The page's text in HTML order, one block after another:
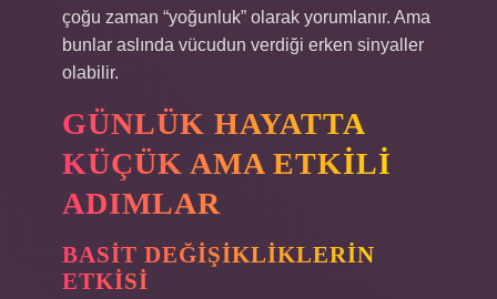
çoğu zaman “yoğunluk” olarak yorumlanır. Ama
bunlar aslında vücudun verdiği erken sinyaller
olabilir.
GÜNLÜK HAYATTA
KÜÇÜK AMA ETKILI
ADIMLAR
BASIT DEĞIŞIKLIKLERIN
ETKISI